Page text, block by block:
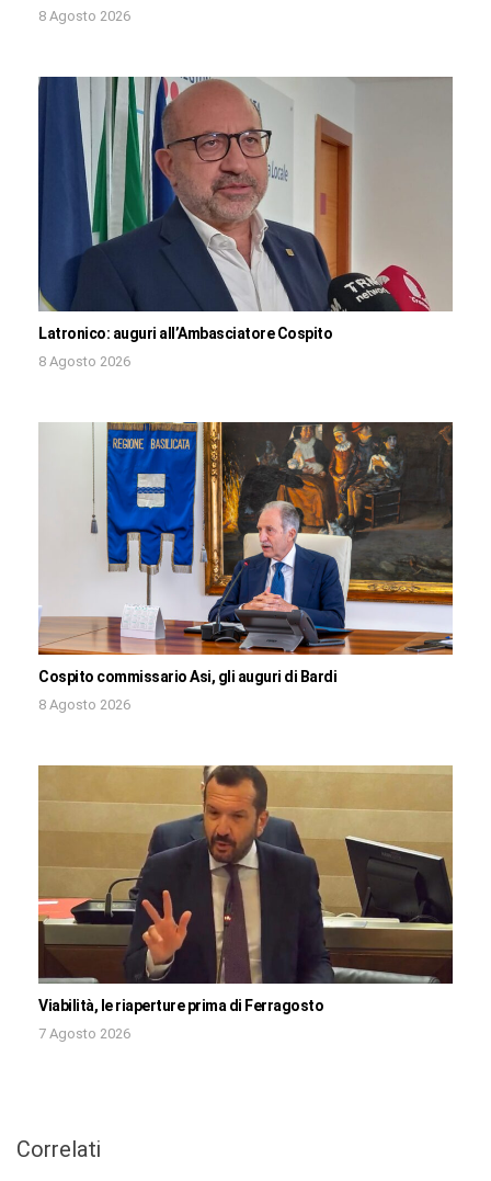
8 Agosto 2026
Latronico: auguri all’Ambasciatore Cospito
8 Agosto 2026
Cospito commissario Asi, gli auguri di Bardi
8 Agosto 2026
Viabilità, le riaperture prima di Ferragosto
7 Agosto 2026
Correlati